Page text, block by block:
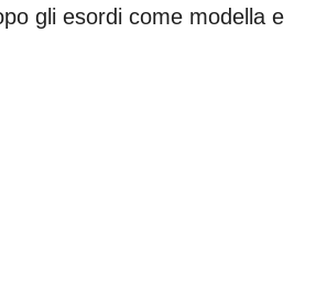
gli esordi come modella e